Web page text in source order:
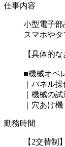
仕事内容
小型電子部
スマホや
【具体的
■機械オペ
｜パネル
｜機械の
｜穴あけ
勤務時間
【2交替制】